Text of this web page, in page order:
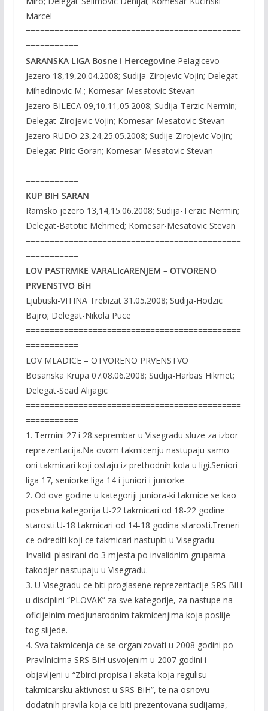
Marcel
=============================================
===========
SARANSKA LIGA Bosne i Hercegovine Pelagicevo-
Jezero 18,19,20.04.2008; Sudija-Zirojevic Vojin; Delegat-
Mihedinovic M.; Komesar-Mesatovic Stevan
Jezero BILECA 09,10,11,05.2008; Sudija-Terzic Nermin;
Delegat-Zirojevic Vojin; Komesar-Mesatovic Stevan
Jezero RUDO 23,24,25.05.2008; Sudije-Zirojevic Vojin;
Delegat-Piric Goran; Komesar-Mesatovic Stevan
=============================================
===========
KUP BIH SARAN
Ramsko jezero 13,14,15.06.2008; Sudija-Terzic Nermin;
Delegat-Batotic Mehmed; Komesar-Mesatovic Stevan
=============================================
===========
LOV PASTRMKE VARALIcARENJEM – OTVORENO
PRVENSTVO BiH
Ljubuski-VITINA Trebizat 31.05.2008; Sudija-Hodzic
Bajro; Delegat-Nikola Puce
=============================================
===========
LOV MLADICE – OTVORENO PRVENSTVO
Bosanska Krupa 07.08.06.2008; Sudija-Harbas Hikmet;
Delegat-Sead Alijagic
=============================================
===========
1. Termini 27 i 28.seprembar u Visegradu sluze za izbor
reprezentacija.Na ovom takmicenju nastupaju samo
oni takmicari koji ostaju iz prethodnih kola u ligi.Seniori
liga 17, seniorke liga 14 i juniori i juniorke
2. Od ove godine u kategoriji juniora-ki takmice se kao
posebna kategorija U-22 takmicari od 18-22 godine
starosti.U-18 takmicari od 14-18 godina starosti.Treneri
ce odrediti koji ce takmicari nastupiti u Visegradu.
Invalidi plasirani do 3 mjesta po invalidnim grupama
takodjer nastupaju u Visegradu.
3. U Visegradu ce biti proglasene reprezentacije SRS BiH
u disciplini “PLOVAK” za sve kategorije, za nastupe na
oficijelnim medjunarodnim takmicenjima koja poslije
tog slijede.
4. Sva takmicenja ce se organizovati u 2008 godini po
Pravilnicima SRS BiH usvojenim u 2007 godini i
objavljeni u “Zbirci propisa i akata koja regulisu
takmicarsku aktivnost u SRS BiH”, te na osnovu
dodatnih pravila koja ce biti prezentovana sudijama,